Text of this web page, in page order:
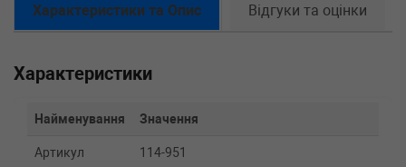
Характеристики та Опис Відгуки та оцінки
Характеристики
Найменування Значення
Артикул 114-951